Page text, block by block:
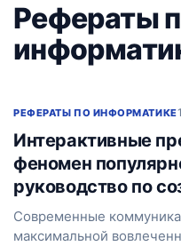
Рефераты
РЕФЕРАТЫ ПО ИНФОРМАТИКЕ
Интерактивные
феномен
руководство по
Современные
максимальной